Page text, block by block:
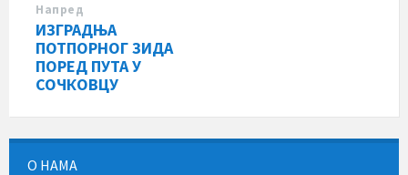
Напред
ИЗГРАДЊА
ПОТПОРНОГ ЗИДА
ПОРЕД ПУТА У
СОЧКОВЦУ
О НАМА